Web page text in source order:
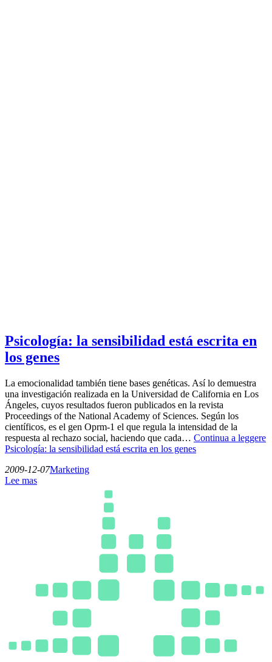
Psicología: la sensibilidad está escrita en
los genes
La emocionalidad también tiene bases genéticas. Así lo demuestra
una investigación realizada en la Universidad de California en Los
Ángeles, cuyos resultados fueron publicados en la revista
Proceedings of the National Academy of Sciences. Según los
científicos, es el gen Oprm-1 el que regula la intensidad de la
respuesta al rechazo social, haciendo que cada… Continua a leggere
Psicología: la sensibilidad está escrita en los genes
2009-12-07Marketing
Lee mas